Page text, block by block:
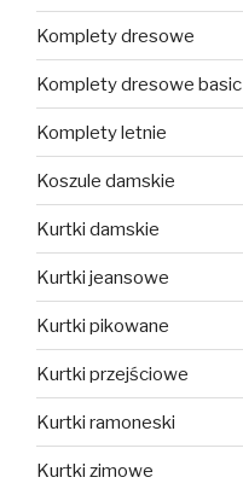
Komplety dresowe
Komplety dresowe basic
Komplety letnie
Koszule damskie
Kurtki damskie
Kurtki jeansowe
Kurtki pikowane
Kurtki przejściowe
Kurtki ramoneski
Kurtki zimowe